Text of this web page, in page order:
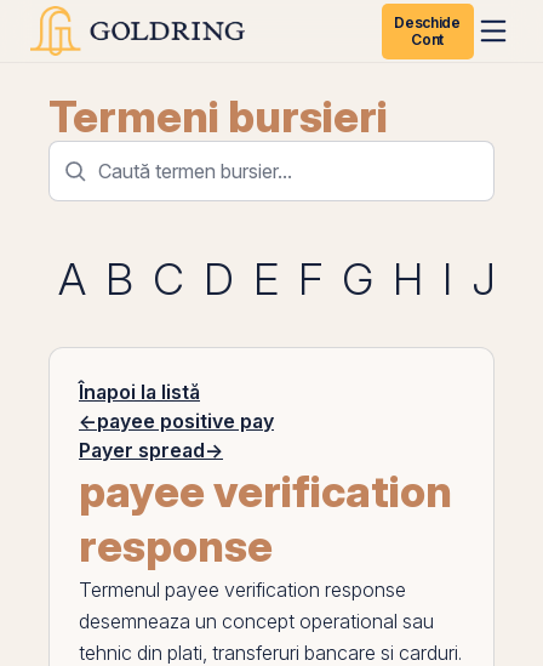
Deschide
Cont
Termeni bursieri
A B C D E F G H I J
Înapoi la listă
←payee positive pay
Payer spread→
payee verification
response
Termenul payee verification response
desemneaza un concept operational sau
tehnic din plati, transferuri bancare si carduri.